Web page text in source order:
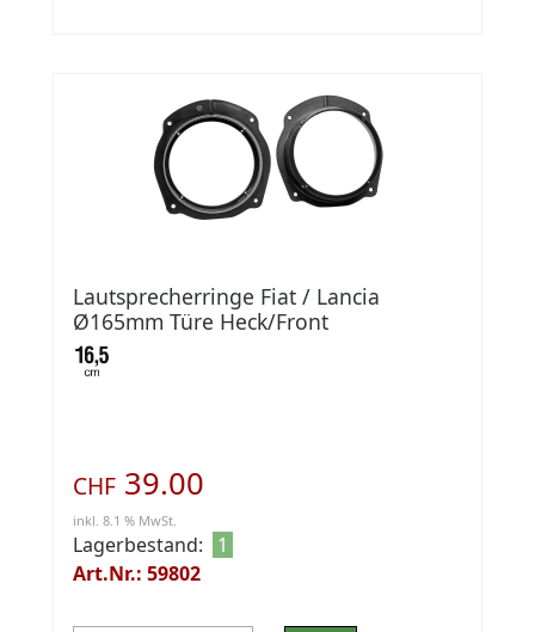
Lautsprecherringe Fiat / Lancia
Ø165mm Türe Heck/Front
CHF 39.00
inkl. 8.1 % MwSt.
Lagerbestand:
1
Art.Nr.: 59802